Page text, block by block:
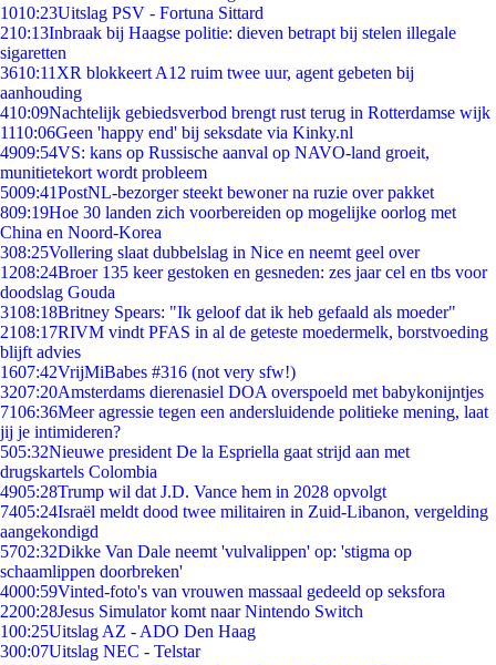
1010:23Uitslag PSV - Fortuna Sittard
210:13Inbraak bij Haagse politie: dieven betrapt bij stelen illegale
sigaretten
3610:11 XR blokkeert A12 ruim twee uur, agent gebeten bij
aanhouding
410:09Nachtelijk gebiedsverbod brengt rust terug in Rotterdamse wijk
1110:06Geen 'happy end' bij seksdate via Kinky.nl
4909:54VS: kans op Russische aanval op NAVO-land groeit,
munitietekort wordt probleem
5009:41PostNL-bezorger steekt bewoner na ruzie over pakket
809:19Hoe 30 landen zich voorbereiden op mogelijke oorlog met
China en Noord-Korea
308:25Vollering slaat dubbelslag in Nice en neemt geel over
1208:24Broer 135 keer gestoken en gesneden: zes jaar cel en tbs voor
doodslag Gouda
3108:18Britney Spears: "Ik geloof dat ik heb gefaald als moeder"
2108:17RIVM vindt PFAS in al de geteste moedermelk, borstvoeding
blijft advies
1607:42VrijMiBabes #316 (not very sfw!)
3207:20Amsterdams dierenasiel DOA overspoeld met babykonijntjes
7106:36Meer agressie tegen een andersluidende politieke mening, laat
jij je intimideren?
505:32Nieuwe president De la Espriella gaat strijd aan met
drugskartels Colombia
4905:28Trump wil dat J.D. Vance hem in 2028 opvolgt
7405:24Israël meldt dood twee militairen in Zuid-Libanon, vergelding
aangekondigd
5702:32Dikke Van Dale neemt 'vulvalippen' op: 'stigma op
schaamlippen doorbreken'
4000:59Vinted-foto's van vrouwen massaal gedeeld op seksfora
2200:28Jesus Simulator komt naar Nintendo Switch
100:25Uitslag AZ - ADO Den Haag
300:07Uitslag NEC - Telstar